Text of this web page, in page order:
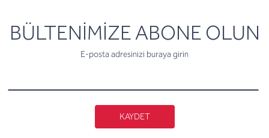
BÜLTENİMİZE ABONE OLUN
E-posta adresinizi buraya girin
newsletter
KAYDET